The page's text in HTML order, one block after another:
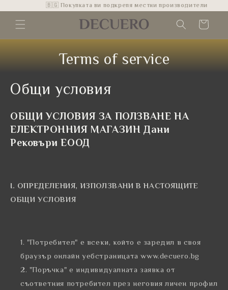
🇧🇬 Покупката ви подкрепя местни производители
content
Cart
Terms of service
Общи условия
ОБЩИ УСЛОВИЯ ЗА ПОЛЗВАНЕ НА
ЕЛЕКТРОННИЯ МАГАЗИН Дани
Рековъри ЕООД
І. ОПРЕДЕЛЕНИЯ, ИЗПОЛЗВАНИ В НАСТОЯЩИТЕ
ОБЩИ УСЛОВИЯ
"Потребител" е всеки, който е заредил в своя
браузър онлайн уебстраницата www.decuero.bg
"Поръчка" е индивидуалната заявка от
съответния потребител през неговия личен профил